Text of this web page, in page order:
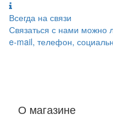
Всегда на связи
Связаться с нами
e-mail, телефон,
О магазине